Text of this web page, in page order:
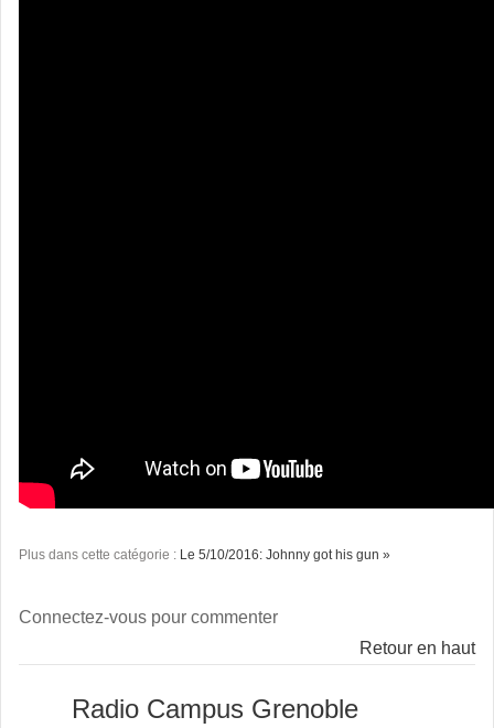
Plus dans cette catégorie : Le 5/10/2016: Johnny got his gun »
Connectez-vous pour commenter
Retour en haut
Radio Campus Grenoble